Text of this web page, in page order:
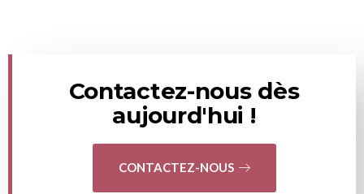
Contactez-nous dès
aujourd'hui !
CONTACTEZ-NOUS